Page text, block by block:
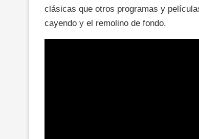
clásicas que otros programas y
cayendo y el remolino de fondo.